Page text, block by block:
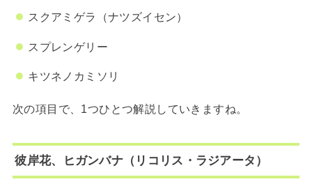
スクアミゲラ（ナツズイセン）
スプレンゲリー
キツネノカミソリ
次の項目で、1つひとつ解説していきますね。
彼岸花、ヒガンバナ（リコリス・ラジアータ）